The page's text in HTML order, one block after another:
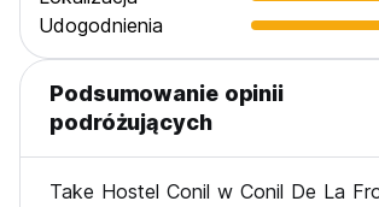
Udogodnienia
Podsumowanie opinii
podróżujących
Take Hostel Conil w Conil De La